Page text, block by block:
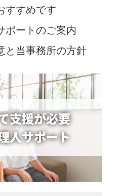
すすめです
ポートのご案内
と当事務所の方針
支援が必要
人サポート